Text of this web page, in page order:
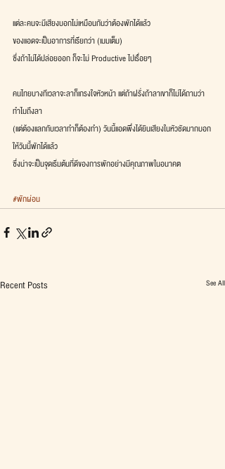
แต่ละคนจะมีเสียงบอกไม่เหมือนกันว่าต้องพักได้แล้ว
ของแอดจะเป็นอาการที่เรียกว่า (เมมเต็ม)
ซึ่งถ้าไม่ได้ปล่อยออก ก็จะไม่ Productive ไปเรื่อยๆ
คนไทยบางทีเวลาจะลาก็เกรงใจหัวหน้า แต่ถ้าฝรั่งถ้าลาเขาก็ไม่ได้ถามว่า
ทำไมถึงลา
(แต่ต้องแลกกับเวลาทำก็ต้องทำ) วันนี้แอดพึ่งได้ยินเสียงในหัวชัดมากบอก
ให้วันนี้พักได้แล้ว
ซึ่งน่าจะเป็นจุดเริ่มต้นที่ดีของการพักอย่างมีคุณภาพในอนาคต
#พักผ่อน
Recent Posts See All